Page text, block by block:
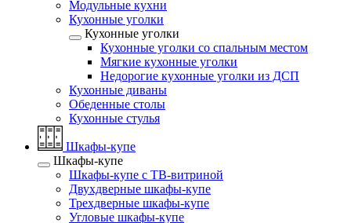
Модульные кухни
Кухонные уголки
Кухонные уголки
Кухонные уголки со спальным местом
Мягкие кухонные уголки
Недорогие кухонные уголки из ДСП
Кухонные диваны
Обеденные столы
Кухонные стулья
Шкафы-купе
Шкафы-купе
Шкафы-купе с ТВ-витриной
Двухдверные шкафы-купе
Трехдверные шкафы-купе
Угловые шкафы-купе